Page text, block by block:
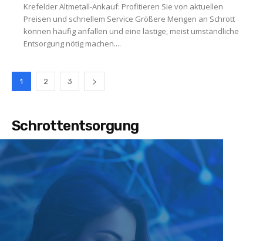
Krefelder Altmetall-Ankauf: Profitieren Sie von aktuellen
Preisen und schnellem Service Größere Mengen an Schrott
können häufig anfallen und eine lästige, meist umständliche
Entsorgung nötig machen....
1 2 3
Schrottentsorgung